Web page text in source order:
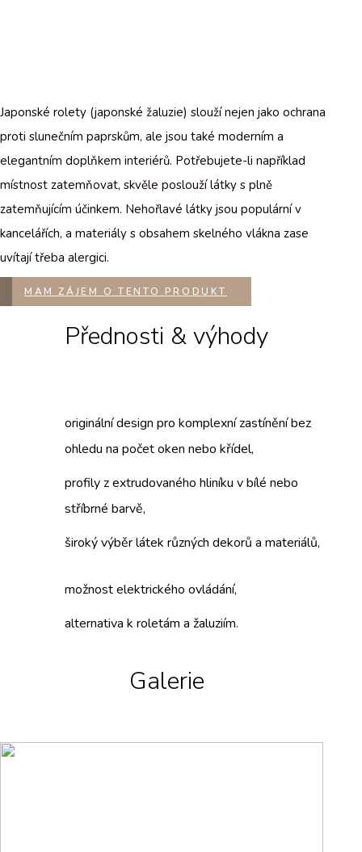
Japonské rolety (japonské žaluzie) slouží nejen jako ochrana
proti slunečním paprskům, ale jsou také moderním a
elegantním doplňkem interiérů. Potřebujete-li například
místnost zatemňovat, skvěle poslouží látky s plně
zatemňujícím účinkem. Nehořlavé látky jsou populární v
kancelářích, a materiály s obsahem skelného vlákna zase
uvítají třeba alergici.
MAM ZÁJEM O TENTO PRODUKT
Přednosti & výhody
originální design pro komplexní zastínění bez
ohledu na počet oken nebo křídel,
profily z extrudovaného hliníku v bílé nebo
stříbrné barvě,
široký výběr látek různých dekorů a materiálů,
možnost elektrického ovládání,
alternativa k roletám a žaluziím.
Galerie